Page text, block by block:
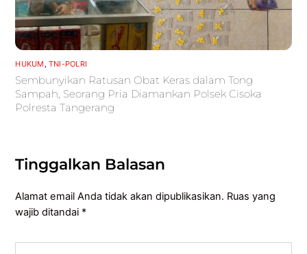
HUKUM TNI-POLRI
Sembunyikan Ratusan Obat Keras dalam Tong
Sampah, Seorang Pria Diamankan Polsek Cisoka
Polresta Tangerang
Tinggalkan Balasan
Alamat email Anda tidak akan dipublikasikan. Ruas yang
wajib ditandai *